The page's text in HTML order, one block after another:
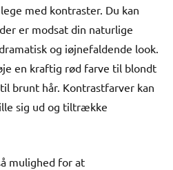
med kontraster. Du kan
er modsat din naturlige
og iøjnefaldende look.
en kraftig rød farve til blondt
brunt hår. Kontrastfarver kan
sig ud og tiltrække
mulighed for at